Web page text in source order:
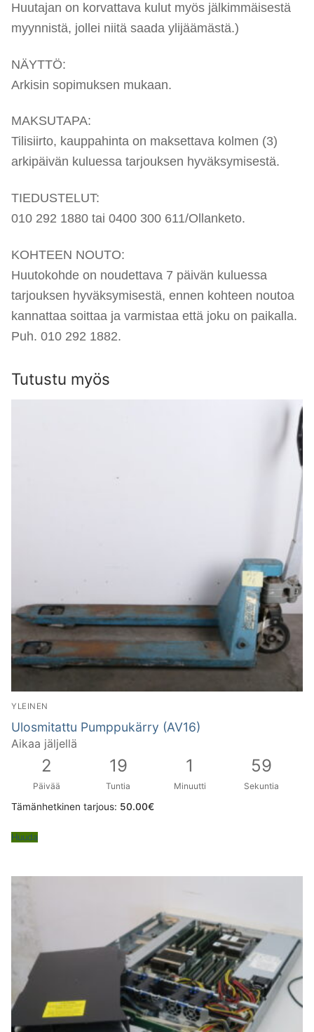
Huutajan on korvattava kulut myös jälkimmäisestä
myynnistä, jollei niitä saada ylijäämästä.)
NÄYTTÖ:
Arkisin sopimuksen mukaan.
MAKSUTAPA:
Tilisiirto, kauppahinta on maksettava kolmen (3)
arkipäivän kuluessa tarjouksen hyväksymisestä.
TIEDUSTELUT:
010 292 1880 tai 0400 300 611/Ollanketo.
KOHTEEN NOUTO:
Huutokohde on noudettava 7 päivän kuluessa
tarjouksen hyväksymisestä, ennen kohteen noutoa
kannattaa soittaa ja varmistaa että joku on paikalla.
Puh. 010 292 1882.
Tutustu myös
YLEINEN
Ulosmitattu Pumppukärry (AV16)
Aikaa jäljellä
2
Päivää
19
Tuntia
1
Minuutti
58
Sekuntia
Tämänhetkinen tarjous: 50.00€
Huuda